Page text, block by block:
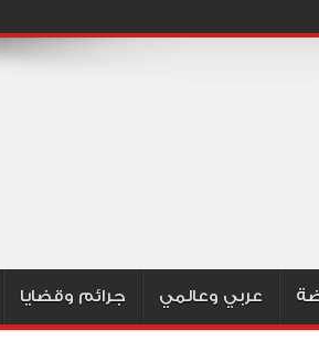
عربي وعالمي جرائم وقضايا